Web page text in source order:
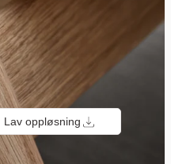
Lav oppløsning